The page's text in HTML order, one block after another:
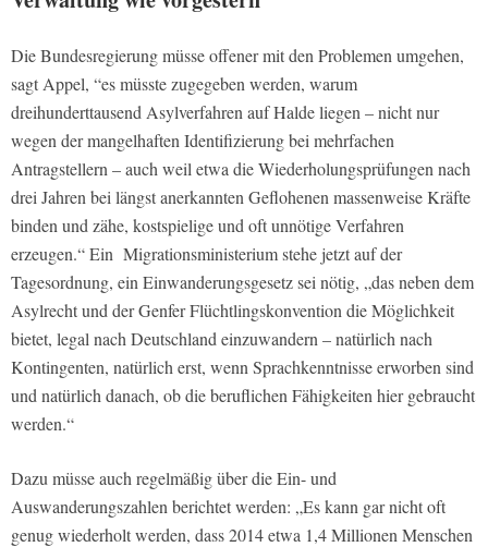
Die Bundesregierung müsse offener mit den Problemen umgehen,
sagt Appel, “es müsste zugegeben werden, warum
dreihunderttausend Asylverfahren auf Halde liegen – nicht nur
wegen der mangelhaften Identifizierung bei mehrfachen
Antragstellern – auch weil etwa die Wiederholungsprüfungen nach
drei Jahren bei längst anerkannten Geflohenen massenweise Kräfte
binden und zähe, kostspielige und oft unnötige Verfahren
erzeugen.“ Ein Migrationsministerium stehe jetzt auf der
Tagesordnung, ein Einwanderungsgesetz sei nötig, „das neben dem
Asylrecht und der Genfer Flüchtlingskonvention die Möglichkeit
bietet, legal nach Deutschland einzuwandern – natürlich nach
Kontingenten, natürlich erst, wenn Sprachkenntnisse erworben sind
und natürlich danach, ob die beruflichen Fähigkeiten hier gebraucht
werden.“
Dazu müsse auch regelmäßig über die Ein- und
Auswanderungszahlen berichtet werden: „Es kann gar nicht oft
genug wiederholt werden, dass 2014 etwa 1,4 Millionen Menschen